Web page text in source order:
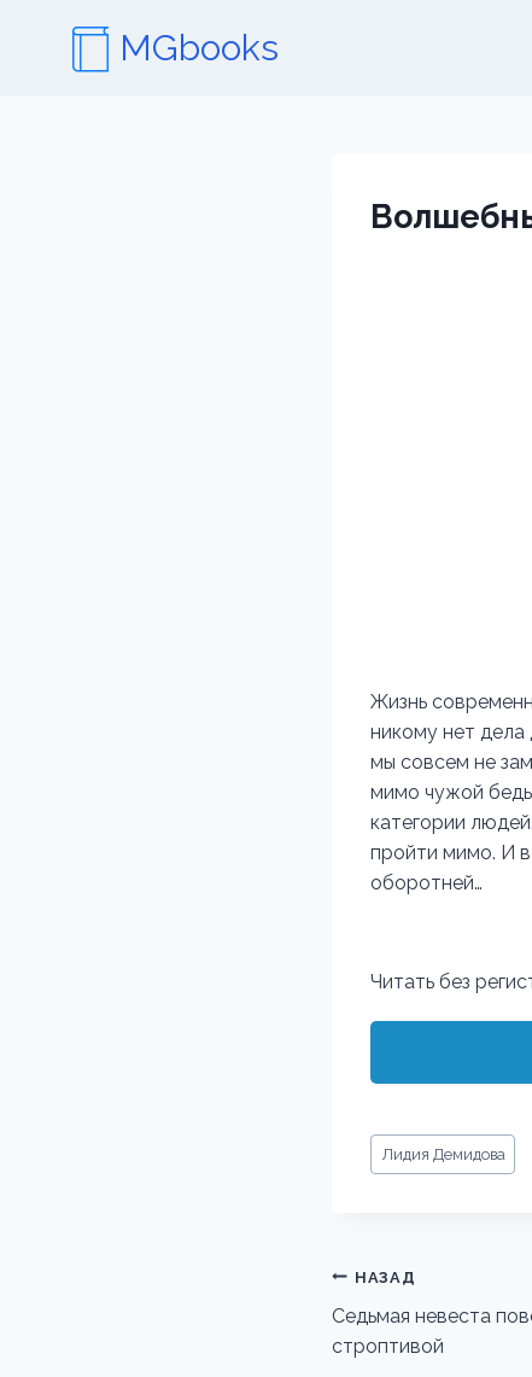
содержимому
MGbooks
Жизнь
никому нет дела
мы совсем не
мимо чужой
категории
пройти мимо. И
оборотней…
Читать без
Метки
записи:
Лидия Демидова
Навигация
по
записям
НАЗАД
Седьмая невеста
строптивой